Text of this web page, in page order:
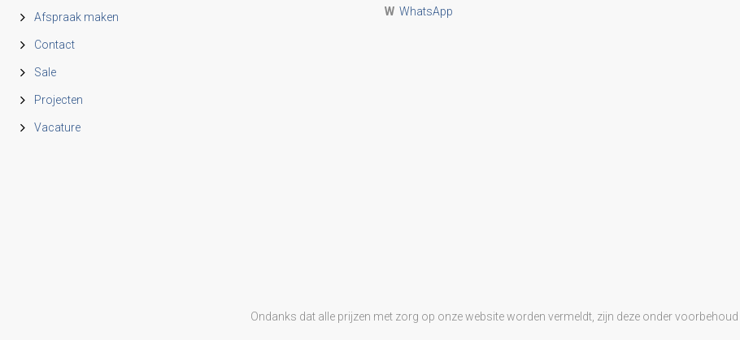
Afspraak maken
Contact
Sale
Projecten
Vacature
W WhatsApp
Ondanks dat alle prijzen met zorg op onze website worden vermeldt, zijn deze onder